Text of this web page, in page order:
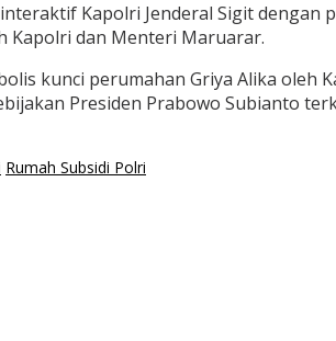
Kapolri Jenderal Sigit dengan
Kapolri dan Menteri Maruarar.
kunci perumahan Griya Alika oleh
Presiden Prabowo Subianto
Rumah Subsidi Polri